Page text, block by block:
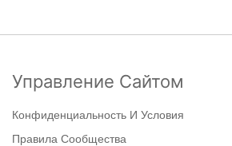
Управление Сайтом
Конфиденциальность И Условия
Правила Сообщества